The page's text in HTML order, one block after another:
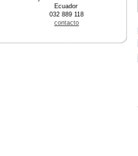
Ecuador
032 889 118
contacto